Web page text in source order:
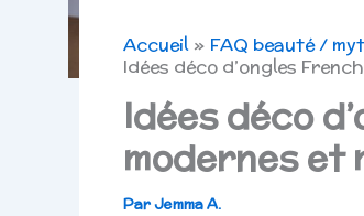
Accueil
FAQ beauté /
Idées déco d’ongles
Idées déco
modernes et
ParJemma A.